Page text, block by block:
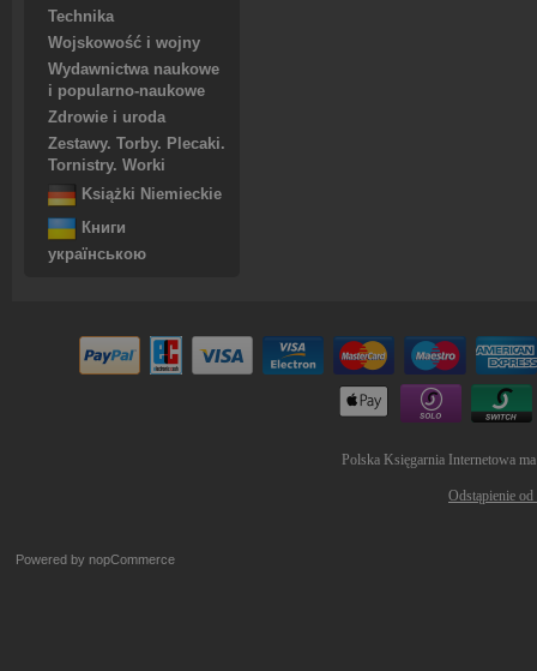
Technika
Wojskowość i wojny
Wydawnictwa naukowe
i popularno-naukowe
Zdrowie i uroda
Zestawy. Torby. Plecaki.
Tornistry. Worki
Książki Niemieckie
Книги
українською
Polska Księgarnia Internetowa
Odstąpienie
Powered by nopCommerce